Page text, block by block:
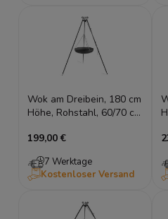
Wok am Dreibein, 180 cm
Höhe, Rohstahl, 60/70 cm
199,00 €
7 Werktage
Kostenloser Versand